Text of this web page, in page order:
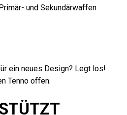
und Sekundärwaffen
ein neues Design? Legt los!
Tenno offen.